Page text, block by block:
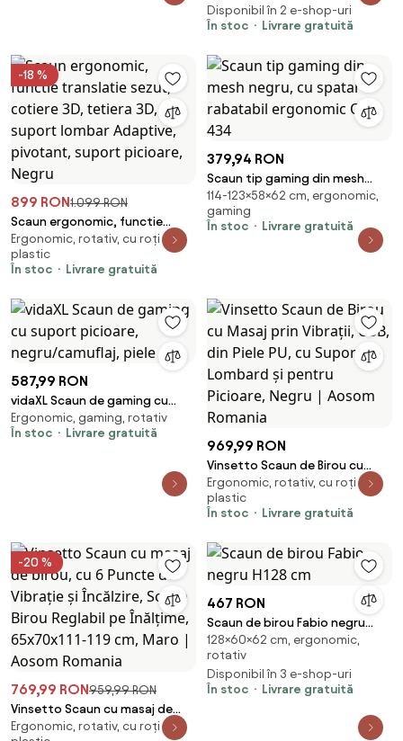
naturala si lemn masiv, Masaj in
9 puncte si Incalzire, rezistent
Disponibil în 2 e-shop-uri
În stoc
Livrare gratuită
-18 %
899 RON1.099 RON
Scaun ergonomic, functie
translatie sezut, cotiere 3D,
tetiera 3D, suport lombar
Adaptive, pivotant, suport
Ergonomic, rotativ, cu roți din
plastic
În stoc
Livrare gratuită
379,94 RON
Scaun tip gaming din mesh
negru, cu spatar rabatabil
ergonomic OFF 434
114-123×58×62 cm, ergonomic,
gaming
În stoc
Livrare gratuită
587,99 RON
vidaXL Scaun de gaming cu
suport picioare,
negru/camuflaj, piele eco
Ergonomic, gaming, rotativ
În stoc
Livrare gratuită
969,99 RON
Vinsetto Scaun de Birou cu
Masaj prin Vibrații, USB, din Piele
PU, cu Suport Lombard și
pentru Picioare, Negru | Aosom
Ergonomic, rotativ, cu roți din
plastic
În stoc
Livrare gratuită
-20 %
769,99 RON959,99 RON
Vinsetto Scaun cu masaj de
birou, cu 6 Puncte de Vibrație și
Ergonomic, rotativ, cu roți din
467 RON
Scaun de birou Fabio negru
H128 cm
128×60×62 cm, ergonomic,
rotativ
Disponibil în 3 e-shop-uri
În stoc
Livrare gratuită